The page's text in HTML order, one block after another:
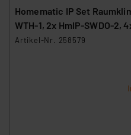
Homematic IP Set Raumklima
WTH-1, 2x HmIP-
Artikel-Nr. 258579